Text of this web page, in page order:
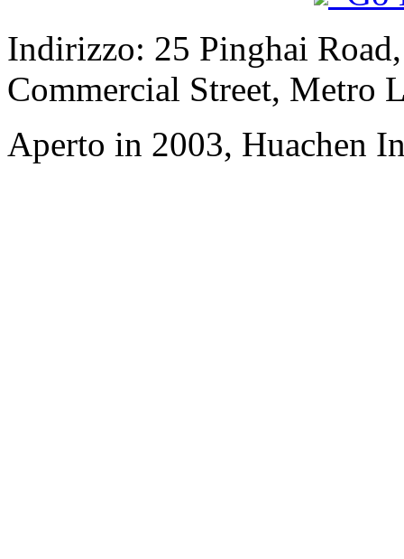
Indirizzo: 25 Pinghai
Commercial Street, Metro
Aperto in 2003, Huachen